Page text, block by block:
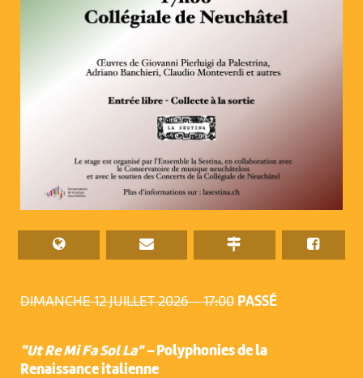
DIMANCHE 12 JUILLET 2026 – 17:00 PASSÉ
"Ut Re Mi Fa Sol La" – Polyphonies de la
Renaissance italienne